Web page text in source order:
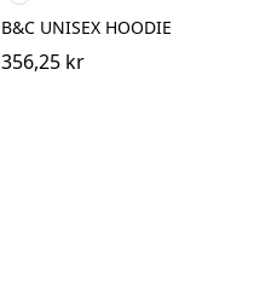
B&C UNISEX HOODIE
356,25 kr